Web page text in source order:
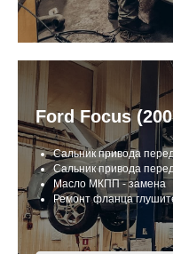
Ford Focus
Сальник привода
Сальник привода
Масло МКПП - замена
Ремонт фланца